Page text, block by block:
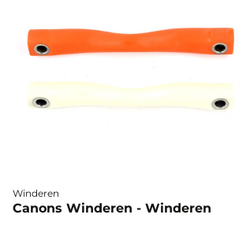
Winderen
Canons Winderen - Winderen